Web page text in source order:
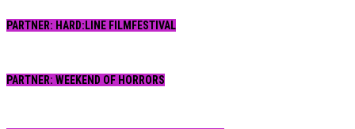
PARTNER: HARD:LINE FILMFESTIVAL
PARTNER: WEEKEND OF HORRORS